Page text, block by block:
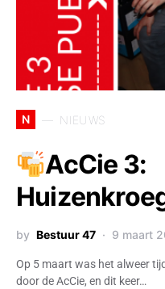
N NIEUWS
AcCie 3:
by Bestuur 47 9 maart
Op 5 maart was het alweer
door de AcCie, en dit keer…